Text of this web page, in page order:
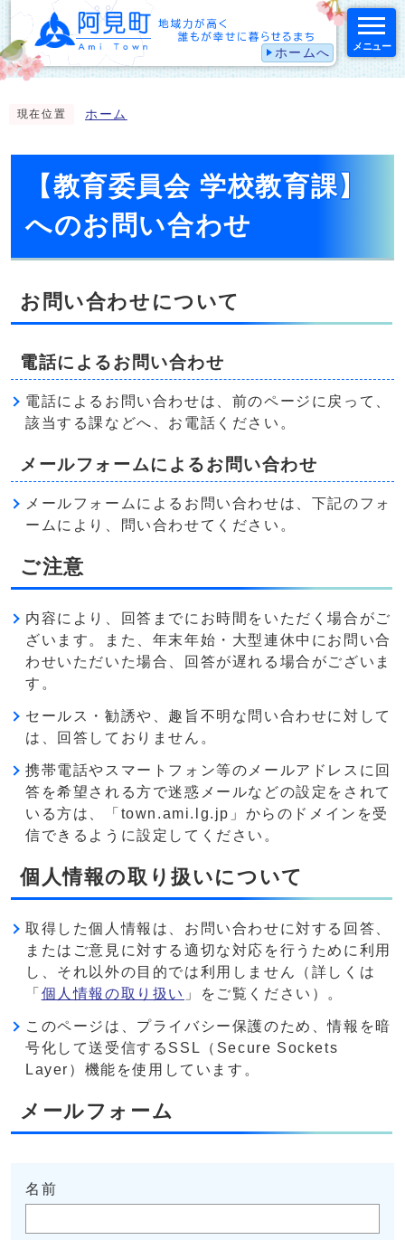
ホームへ メニュー
現在位置 ホーム
【教育委員会 学校教育課】
へのお問い合わせ
お問い合わせについて
電話によるお問い合わせ
電話によるお問い合わせは、前のページに戻って、
該当する課などへ、お電話ください。
メールフォームによるお問い合わせ
メールフォームによるお問い合わせは、下記のフォ
ームにより、問い合わせてください。
ご注意
内容により、回答までにお時間をいただく場合がご
ざいます。また、年末年始・大型連休中にお問い合
わせいただいた場合、回答が遅れる場合がございま
す。
セールス・勧誘や、趣旨不明な問い合わせに対して
は、回答しておりません。
携帯電話やスマートフォン等のメールアドレスに回
答を希望される方で迷惑メールなどの設定をされて
いる方は、「town.ami.lg.jp」からのドメインを受
信できるように設定してください。
個人情報の取り扱いについて
取得した個人情報は、お問い合わせに対する回答、
またはご意見に対する適切な対応を行うために利用
し、それ以外の目的では利用しません（詳しくは
「 個人情報の取り扱い 」をご覧ください）。
このページは、プライバシー保護のため、情報を暗
号化して送受信するSSL（Secure Sockets
Layer）機能を使用しています。
メールフォーム
名前